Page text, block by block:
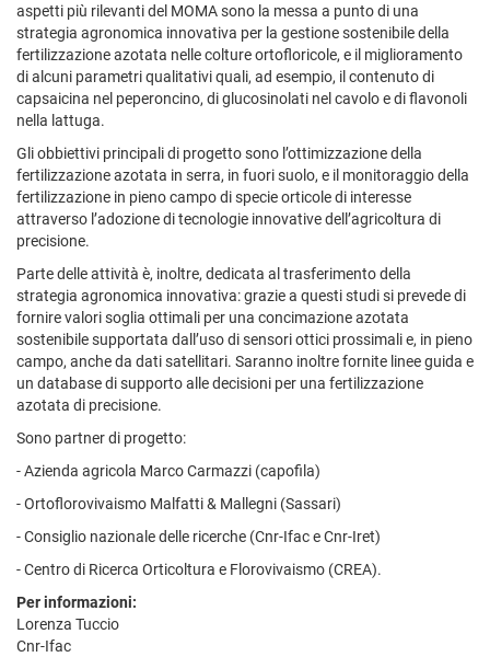
aspetti più rilevanti del MOMA sono la messa a punto di una
strategia agronomica innovativa per la gestione sostenibile della
fertilizzazione azotata nelle colture ortofloricole, e il miglioramento
di alcuni parametri qualitativi quali, ad esempio, il contenuto di
capsaicina nel peperoncino, di glucosinolati nel cavolo e di flavonoli
nella lattuga.
Gli obbiettivi principali di progetto sono l’ottimizzazione della
fertilizzazione azotata in serra, in fuori suolo, e il monitoraggio della
fertilizzazione in pieno campo di specie orticole di interesse
attraverso l’adozione di tecnologie innovative dell’agricoltura di
precisione.
Parte delle attività è, inoltre, dedicata al trasferimento della
strategia agronomica innovativa: grazie a questi studi si prevede di
fornire valori soglia ottimali per una concimazione azotata
sostenibile supportata dall’uso di sensori ottici prossimali e, in pieno
campo, anche da dati satellitari. Saranno inoltre fornite linee guida e
un database di supporto alle decisioni per una fertilizzazione
azotata di precisione.
Sono partner di progetto:
- Azienda agricola Marco Carmazzi (capofila)
- Ortoflorovivaismo Malfatti & Mallegni (Sassari)
- Consiglio nazionale delle ricerche (Cnr-Ifac e Cnr-Iret)
- Centro di Ricerca Orticoltura e Florovivaismo (CREA).
Per informazioni:
Lorenza Tuccio
Cnr-Ifac